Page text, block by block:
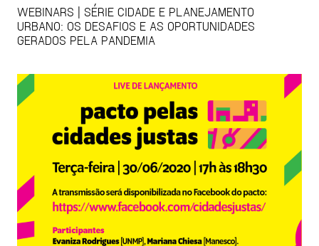
WEBINARS | SÉRIE CIDADE E PLANEJAMENTO
URBANO: OS DESAFIOS E AS OPORTUNIDADES
GERADOS PELA PANDEMIA